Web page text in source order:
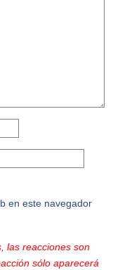
en este navegador
las reacciones son
sólo aparecerá